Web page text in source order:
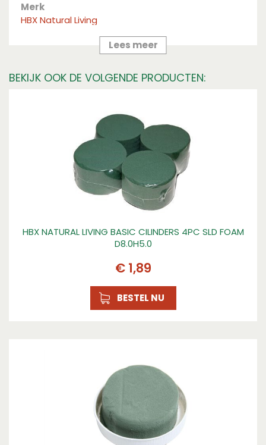
Merk
HBX Natural Living
Lees meer
BEKIJK OOK DE VOLGENDE PRODUCTEN:
HBX NATURAL LIVING BASIC CILINDERS 4PC SLD FOAM
D8.0H5.0
€ 1,89
BESTEL NU